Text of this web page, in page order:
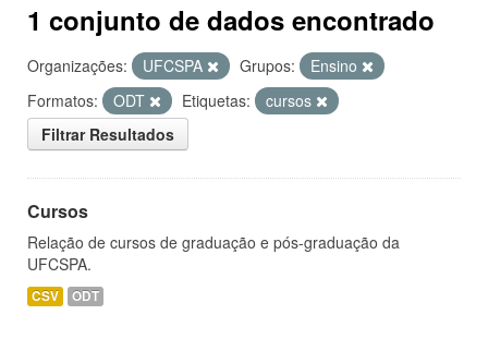
1 conjunto de dados encontrado
Organizações: UFCSPA Grupos:
Ensino
Formatos:
ODT Etiquetas:
cursos
Filtrar Resultados
Cursos
Relação de cursos de graduação e pós-graduação da
UFCSPA.
CSV ODT